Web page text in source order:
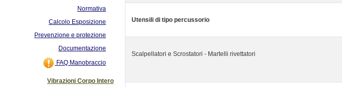
Normativa
Calcolo Esposizione
Prevenzione e protezione
Documentazione
FAQ Manobraccio
Vibrazioni Corpo Intero
Utensili di tipo percussorio
Scalpellatori e Scrostatori - Martelli rivettatori